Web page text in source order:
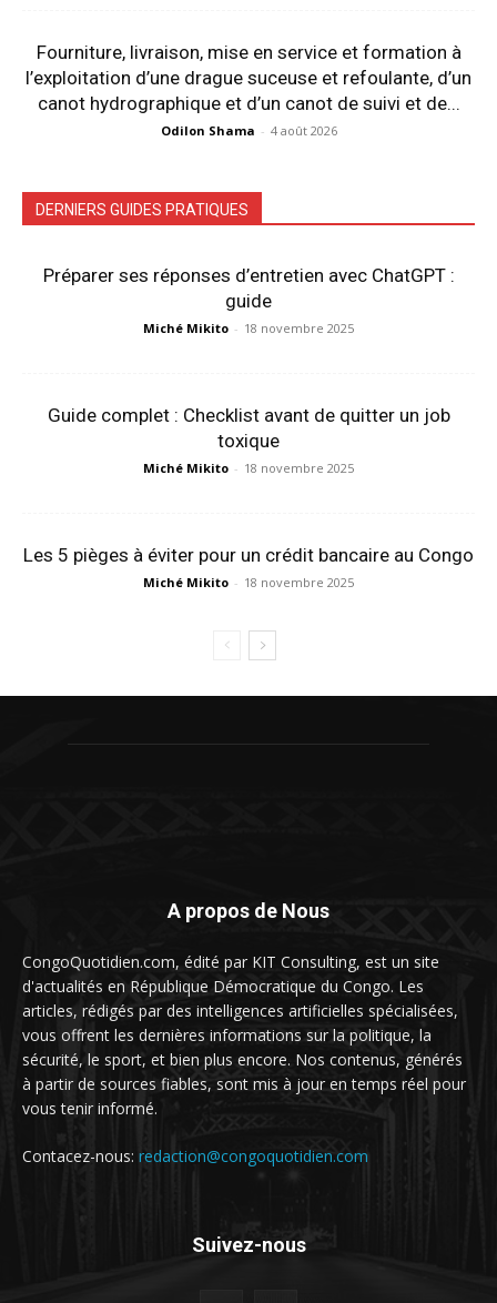
Fourniture, livraison, mise en service et formation à
l’exploitation d’une drague suceuse et refoulante, d’un
canot hydrographique et d’un canot de suivi et de...
Odilon Shama - 4 août 2026
DERNIERS GUIDES PRATIQUES
Préparer ses réponses d’entretien avec ChatGPT :
guide
Miché Mikito - 18 novembre 2025
Guide complet : Checklist avant de quitter un job
toxique
Miché Mikito - 18 novembre 2025
Les 5 pièges à éviter pour un crédit bancaire au Congo
Miché Mikito - 18 novembre 2025
A propos de Nous
CongoQuotidien.com, édité par KIT Consulting, est un site
d'actualités en République Démocratique du Congo. Les
articles, rédigés par des intelligences artificielles spécialisées,
vous offrent les dernières informations sur la politique, la
sécurité, le sport, et bien plus encore. Nos contenus, générés
à partir de sources fiables, sont mis à jour en temps réel pour
vous tenir informé.
Contacez-nous: redaction@congoquotidien.com
Suivez-nous